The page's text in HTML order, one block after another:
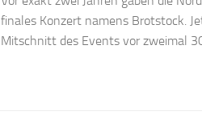
finales Konzert namens Brotstock.
Mitschnitt des Events vor zweimal